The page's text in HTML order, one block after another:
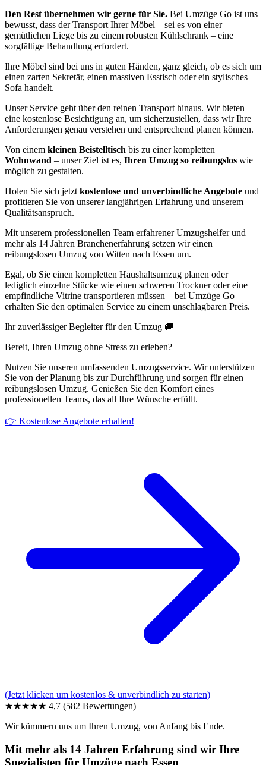
Den Rest übernehmen wir gerne für Sie. Bei Umzüge Go ist uns
bewusst, dass der Transport Ihrer Möbel – sei es von einer
gemütlichen Liege bis zu einem robusten Kühlschrank – eine
sorgfältige Behandlung erfordert.
Ihre Möbel sind bei uns in guten Händen, ganz gleich, ob es sich um
einen zarten Sekretär, einen massiven Esstisch oder ein stylisches
Sofa handelt.
Unser Service geht über den reinen Transport hinaus. Wir bieten
eine kostenlose Besichtigung an, um sicherzustellen, dass wir Ihre
Anforderungen genau verstehen und entsprechend planen können.
Von einem kleinen Beistelltisch bis zu einer kompletten
Wohnwand – unser Ziel ist es, Ihren Umzug so reibungslos wie
möglich zu gestalten.
Holen Sie sich jetzt kostenlose und unverbindliche Angebote und
profitieren Sie von unserer langjährigen Erfahrung und unserem
Qualitätsanspruch.
Mit unserem professionellen Team erfahrener Umzugshelfer und
mehr als 14 Jahren Branchenerfahrung setzen wir einen
reibungslosen Umzug von Witten nach Essen um.
Egal, ob Sie einen kompletten Haushaltsumzug planen oder
lediglich einzelne Stücke wie einen schweren Trockner oder eine
empfindliche Vitrine transportieren müssen – bei Umzüge Go
erhalten Sie den optimalen Service zu einem unschlagbaren Preis.
Ihr zuverlässiger Begleiter für den Umzug 🚚
Bereit, Ihren Umzug ohne Stress zu erleben?
Nutzen Sie unseren umfassenden Umzugsservice. Wir unterstützen
Sie von der Planung bis zur Durchführung und sorgen für einen
reibungslosen Umzug. Genießen Sie den Komfort eines
professionellen Teams, das all Ihre Wünsche erfüllt.
👉 Kostenlose Angebote erhalten!
(Jetzt klicken um kostenlos & unverbindlich zu starten)
★★★★★ 4,7 (582 Bewertungen)
Wir kümmern uns um Ihren Umzug, von Anfang bis Ende.
Mit mehr als 14 Jahren Erfahrung sind wir Ihre
Spezialisten für Umzüge nach Essen